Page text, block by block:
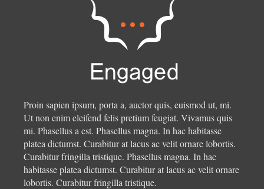
Proin sapien ipsum, porta a, auctor quis, euismod ut, mi.
Ut non enim eleifend felis pretium feugiat. Vivamus quis
mi. Phasellus a est. Phasellus magna. In hac habitasse
platea dictumst. Curabitur at lacus ac velit ornare lobortis.
Curabitur fringilla tristique. Phasellus magna. In hac
habitasse platea dictumst. Curabitur at lacus ac velit ornare
lobortis. Curabitur fringilla tristique.